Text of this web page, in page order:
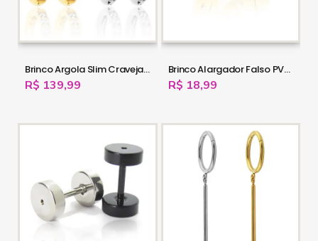
Brinco Argola Slim Cravejada de Zircônias Frente e Verso - 100% em Titânio - 16OUT27
R$ 139,99
Brinco Alargador Falso PVD Gold - 100% em Aço Cirúrgico - 16OUT26
R$ 18,99